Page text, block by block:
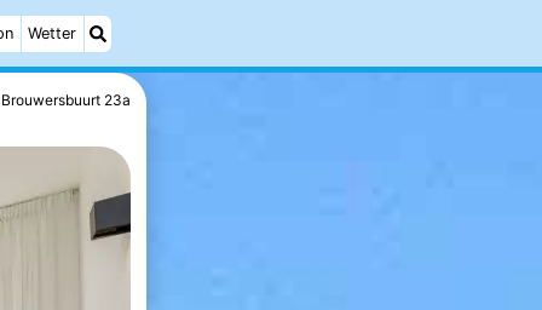
Wetter
Brouwersbuurt 23a